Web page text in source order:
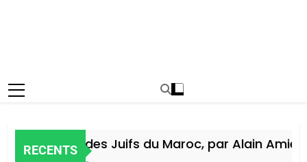
RECENTS
Histoire des Juifs du Maroc, par Alain Amiel